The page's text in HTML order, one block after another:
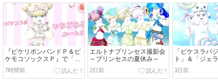
『ピケリボンバンドＰ＆ピ
ケモコソックスＰ』で「い
ちごみるくルームウェア」
7時間前
エルトナプリンセス撮影会
～プリンセスの夏休み～
2日前
「ピケスラパ
ト」＆「ジェ
リズム」で『
ン』
3日前